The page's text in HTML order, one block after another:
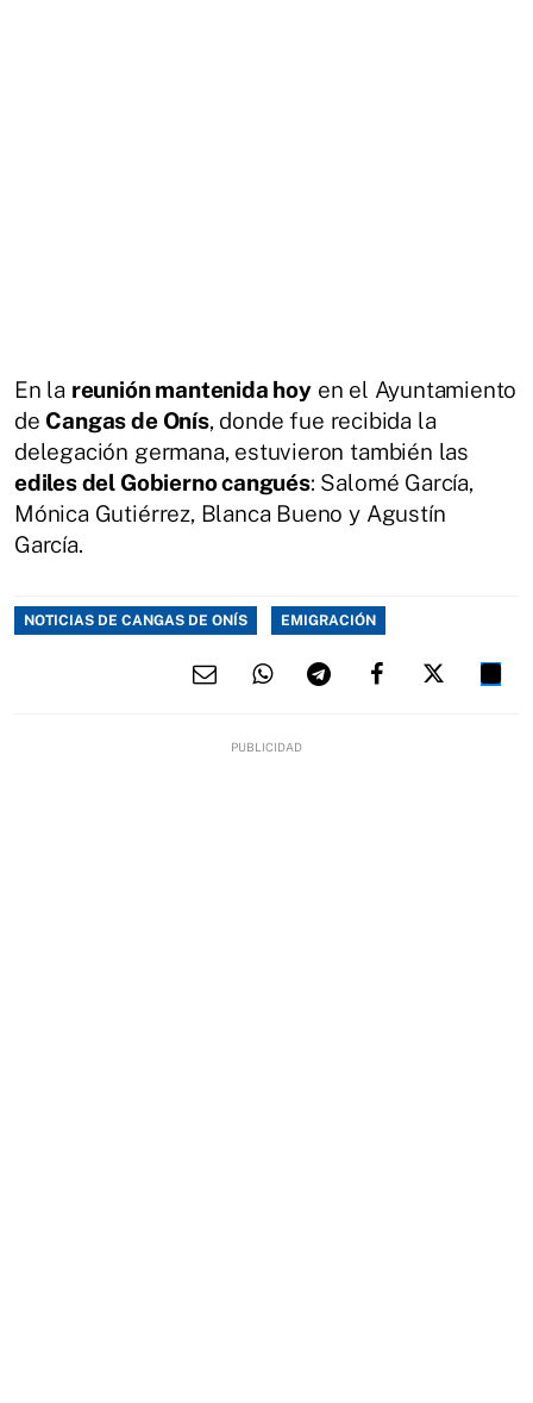
En la reunión mantenida hoyen el Ayuntamiento
de Cangas de Onís, donde fue recibida la
delegación germana, estuvieron también las
ediles del Gobierno cangués: Salomé García,
Mónica Gutiérrez, Blanca Bueno y Agustín
García.
NOTICIAS DE CANGAS DE ONÍS EMIGRACIÓN